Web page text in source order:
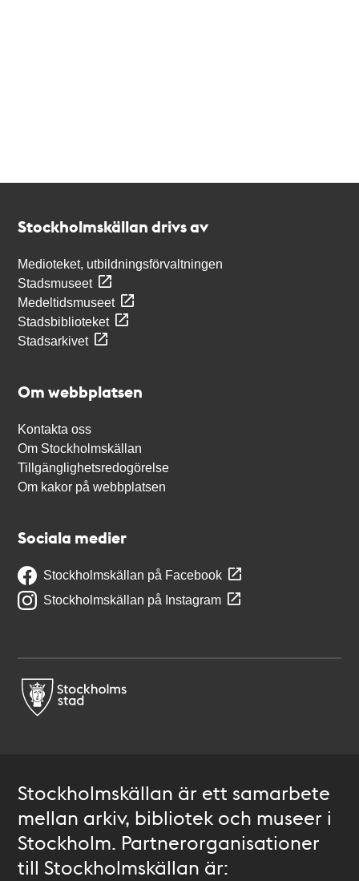
Stockholmskällan drivs av
Medioteket, utbildningsförvaltningen
Stadsmuseet
Medeltidsmuseet
Stadsbiblioteket
Stadsarkivet
Om webbplatsen
Kontakta oss
Om Stockholmskällan
Tillgänglighetsredogörelse
Om kakor på webbplatsen
Sociala medier
Stockholmskällan på Facebook
Stockholmskällan på Instagram
Stockholmskällan är ett samarbete
mellan arkiv, bibliotek och museer i
Stockholm. Partnerorganisationer
till Stockholmskällan är: